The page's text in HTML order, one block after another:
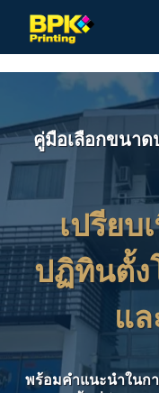
คู่มือเลือกขนาด
เปรียบ
ปฏิทินตั้ง
แ
พร้อมคำแนะนำในก